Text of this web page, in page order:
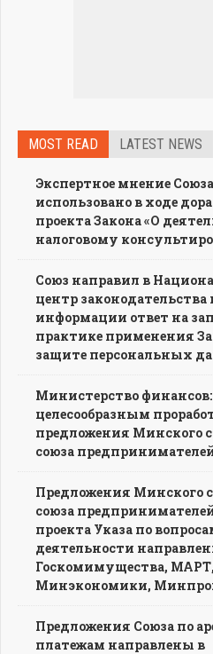
MOST READ LATEST NEWS
Экспертное мнение
использовано в ходе
проекта Закона «О
налоговому
Союз направил в
центр законодательства
информации ответ на
практике применения
защите персональных
Министерство
целесообразным
предложения Минского
союза
Предложения Минского
союза
проекта Указа по
деятельности
Госкомимущества, МАРТ,
Минэкономики,
Предложения Союза по
платежам направлены в